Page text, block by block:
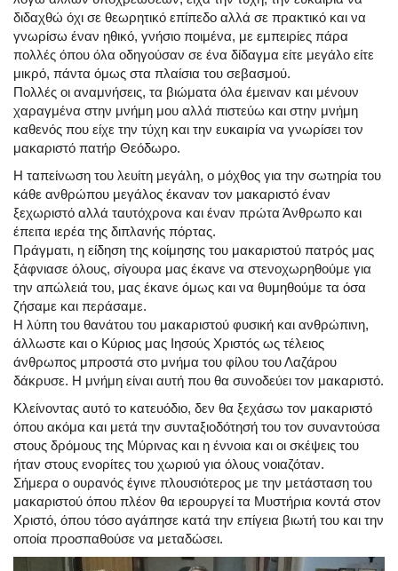
διδαχθώ όχι σε θεωρητικό επίπεδο αλλά σε πρακτικό και να
γνωρίσω έναν ηθικό, γνήσιο ποιμένα, με εμπειρίες πάρα
πολλές όπου όλα οδηγούσαν σε ένα δίδαγμα είτε μεγάλο είτε
μικρό, πάντα όμως στα πλαίσια του σεβασμού.
Πολλές οι αναμνήσεις, τα βιώματα όλα έμειναν και μένουν
χαραγμένα στην μνήμη μου αλλά πιστεύω και στην μνήμη
καθενός που είχε την τύχη και την ευκαιρία να γνωρίσει τον
μακαριστό πατήρ Θεόδωρο.
Η ταπείνωση του λευίτη μεγάλη, ο μόχθος για την σωτηρία του
κάθε ανθρώπου μεγάλος έκαναν τον μακαριστό έναν
ξεχωριστό αλλά ταυτόχρονα και έναν πρώτα Άνθρωπο και
έπειτα ιερέα της διπλανής πόρτας.
Πράγματι, η είδηση της κοίμησης του μακαριστού πατρός μας
ξάφνιασε όλους, σίγουρα μας έκανε να στενοχωρηθούμε για
την απώλειά του, μας έκανε όμως και να θυμηθούμε τα όσα
ζήσαμε και περάσαμε.
Η λύπη του θανάτου του μακαριστού φυσική και ανθρώπινη,
άλλωστε και ο Κύριος μας Ιησούς Χριστός ως τέλειος
άνθρωπος μπροστά στο μνήμα του φίλου του Λαζάρου
δάκρυσε. Η μνήμη είναι αυτή που θα συνοδεύει τον μακαριστό.
Κλείνοντας αυτό το κατευόδιο, δεν θα ξεχάσω τον μακαριστό
όπου ακόμα και μετά την συνταξιοδότησή του τον συναντούσα
στους δρόμους της Μύρινας και η έννοια και οι σκέψεις του
ήταν στους ενορίτες του χωριού για όλους νοιαζόταν.
Σήμερα ο ουρανός έγινε πλουσιότερος με την μετάσταση του
μακαριστού όπου πλέον θα ιερουργεί τα Μυστήρια κοντά στον
Χριστό, όπου τόσο αγάπησε κατά την επίγεια βιωτή του και την
οποία προσπαθούσε να μεταδώσει.